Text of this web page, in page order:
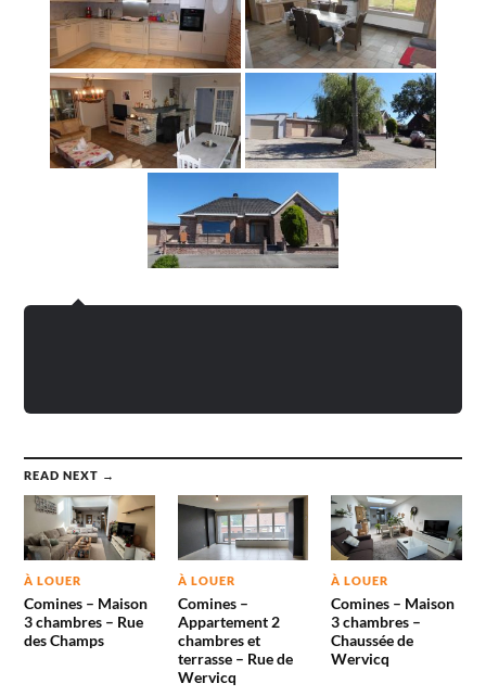
READ NEXT →
À LOUER
Comines – Maison
3 chambres – Rue
des Champs
À LOUER
Comines –
Appartement 2
chambres et
terrasse – Rue de
Wervicq
À LOUER
Comines – Maison
3 chambres –
Chaussée de
Wervicq